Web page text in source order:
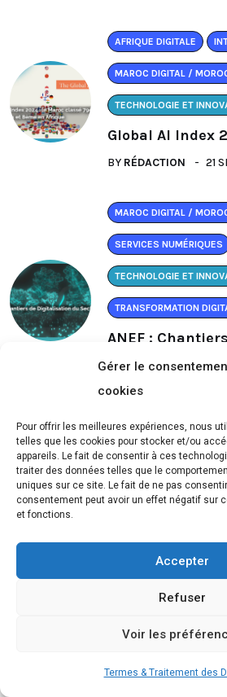
Gérer le
cookies
Pour offrir les meilleures expériences, nous
telles que les cookies pour stocker et/ou
appareils. Le fait de consentir à ces
traiter des données telles que le
uniques sur ce site. Le fait de ne pas
consentement peut avoir un effet négatif sur
et fonctions.
Accepter
Refuser
Voir les
Termes & Traitement des
AFRIQUE DIGITALE
MAROC DIGITAL /
TECHNOLOGIE ET
Global AI Index
BY RÉDACTION 21
MAROC DIGITAL /
SERVICES NUMÉRIQUES
TECHNOLOGIE ET
TRANSFORMATION
ANEF :
du Secteur.
BYRÉDACTION
Rechercher